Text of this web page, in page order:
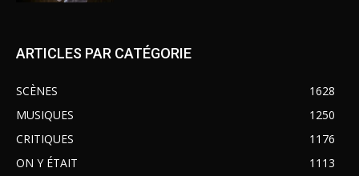
ARTICLES PAR CATÉGORIE
SCÈNES
1628
MUSIQUES
1250
CRITIQUES
1176
ON Y ÉTAIT
1113